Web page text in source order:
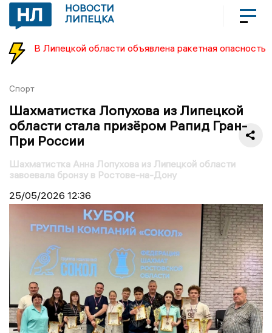
НОВОСТИ
ЛИПЕЦКА
В Липецкой области объявлена ракетная опасность
Спорт
Шахматистка Лопухова из Липецкой
области стала призёром Рапид Гран-
При России
Шахматистка Анна Лопухова из Липецкой области
завоевала бронзу в Ростове-на-Дону
25/05/2026 12:36